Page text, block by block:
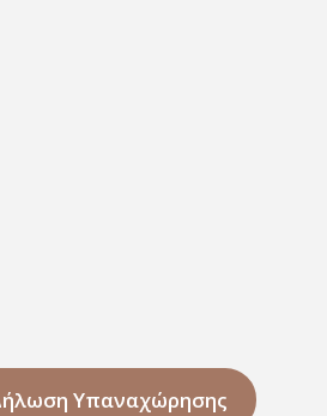
Υπαναχώρησης